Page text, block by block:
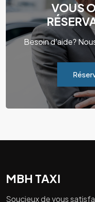
VOUS
Besoin d'aide?
MBH TAXI
Soucieux de vous